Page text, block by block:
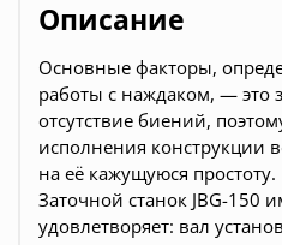
Описание
Основные факторы,
работы с наждаком, — это
отсутствие биений,
исполнения конструкции
на её кажущуюся простоту.
Заточной станок JBG-150
удовлетворяет: вал